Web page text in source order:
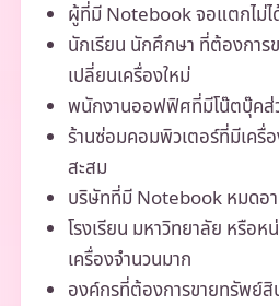
ผู้ที่มี Notebook จอแตกไม่ไ
นักเรียน นักศึกษา ที่ต้องการ
เปลี่ยนเครื่องใหม่
พนักงานออฟฟิศที่มีโน๊ตบุ๊คส่
ร้านซ่อมคอมพิวเตอร์ที่มีเครื่
สะสม
บริษัทที่มี Notebook หมดอา
โรงเรียน มหาวิทยาลัย หรือห
เครื่องจำนวนมาก
องค์กรที่ต้องการขายทรัพย์สิ